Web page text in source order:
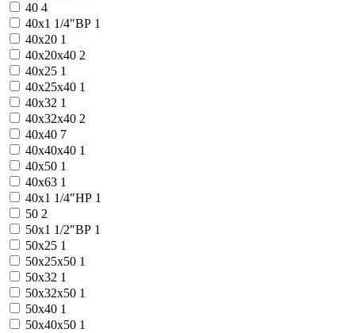
40 4
40x1 1/4″ВР 1
40x20 1
40x20x40 2
40x25 1
40x25x40 1
40x32 1
40x32x40 2
40x40 7
40x40x40 1
40x50 1
40x63 1
40х1 1/4″НР 1
50 2
50x1 1/2″ВР 1
50x25 1
50x25x50 1
50x32 1
50x32x50 1
50x40 1
50x40x50 1